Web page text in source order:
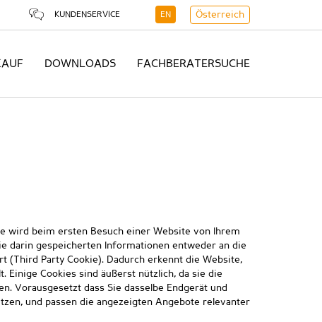
KUNDENSERVICE EN Österreich
DOWNLOADS FACHBERATERSUCHE
wird beim ersten Besuch einer Website von Ihrem
darin gespeicherten Informationen entweder an die
(Third Party Cookie). Dadurch erkennt die Website,
Einige Cookies sind äußerst nützlich, da sie die
Vorausgesetzt dass Sie dasselbe Endgerät und
und passen die angezeigten Angebote relevanter